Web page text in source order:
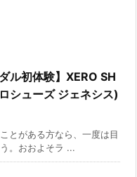
ル初体験】XERO SH
シューズ ジェネシス)
とがある方なら、一度は目
。おおよそラ ...